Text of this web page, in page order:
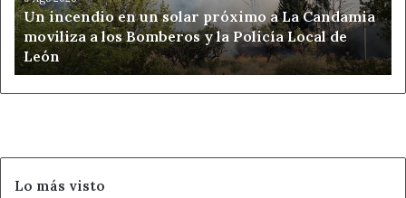
La
Candamia
moviliza
a
los
Local
Un incendio en un solar próximo a La Candamia
moviliza a los Bomberos y la Policía Local de
León
Lo más visto